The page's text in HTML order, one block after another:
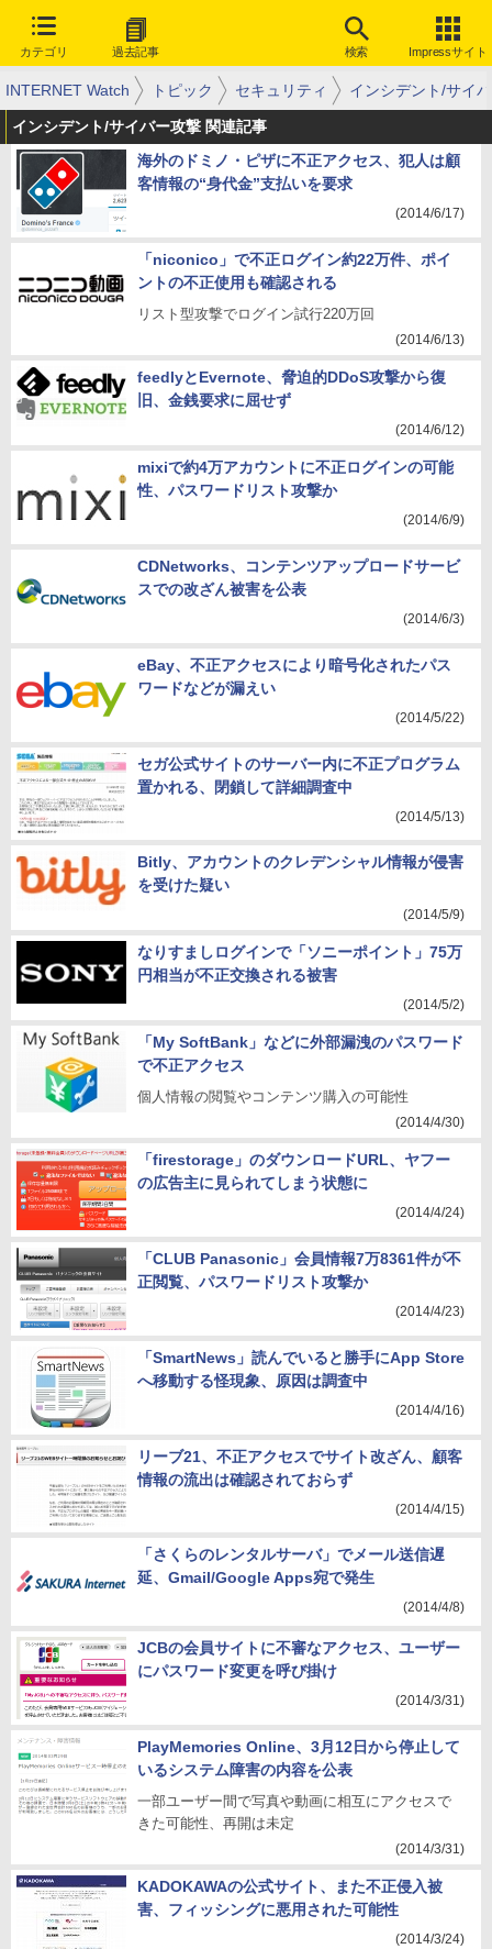
カテゴリ 過去記事 検索 Impressサイト
INTERNET Watch トピック セキュリティ インシデント/サイ
インシデント/サイバー攻撃 関連記事
海外のドミノ・ピザに不正アクセス、犯人は顧
客情報の“身代金”支払いを要求
(2014/6/17)
「niconico」で不正ログイン約22万件、ポイ
ントの不正使用も確認される
リスト型攻撃でログイン試行220万回
(2014/6/13)
feedlyとEvernote、脅迫的DDoS攻撃から復
旧、金銭要求に屈せず
(2014/6/12)
mixiで約4万アカウントに不正ログインの可能
性、パスワードリスト攻撃か
(2014/6/9)
CDNetworks、コンテンツアップロードサービ
スでの改ざん被害を公表
(2014/6/3)
eBay、不正アクセスにより暗号化されたパス
ワードなどが漏えい
(2014/5/22)
セガ公式サイトのサーバー内に不正プログラム
置かれる、閉鎖して詳細調査中
(2014/5/13)
Bitly、アカウントのクレデンシャル情報が侵害
を受けた疑い
(2014/5/9)
なりすましログインで「ソニーポイント」75万
円相当が不正交換される被害
(2014/5/2)
「My SoftBank」などに外部漏洩のパスワード
で不正アクセス
個人情報の閲覧やコンテンツ購入の可能性
(2014/4/30)
「firestorage」のダウンロードURL、ヤフー
の広告主に見られてしまう状態に
(2014/4/24)
「CLUB Panasonic」会員情報7万8361件が不
正閲覧、パスワードリスト攻撃か
(2014/4/23)
「SmartNews」読んでいると勝手にApp Store
へ移動する怪現象、原因は調査中
(2014/4/16)
リーブ21、不正アクセスでサイト改ざん、顧客
情報の流出は確認されておらず
(2014/4/15)
「さくらのレンタルサーバ」でメール送信遅
延、Gmail/Google Apps宛で発生
(2014/4/8)
JCBの会員サイトに不審なアクセス、ユーザー
にパスワード変更を呼び掛け
(2014/3/31)
PlayMemories Online、3月12日から停止して
いるシステム障害の内容を公表
一部ユーザー間で写真や動画に相互にアクセスで
きた可能性、再開は未定
(2014/3/31)
KADOKAWAの公式サイト、また不正侵入被
害、フィッシングに悪用された可能性
(2014/3/24)